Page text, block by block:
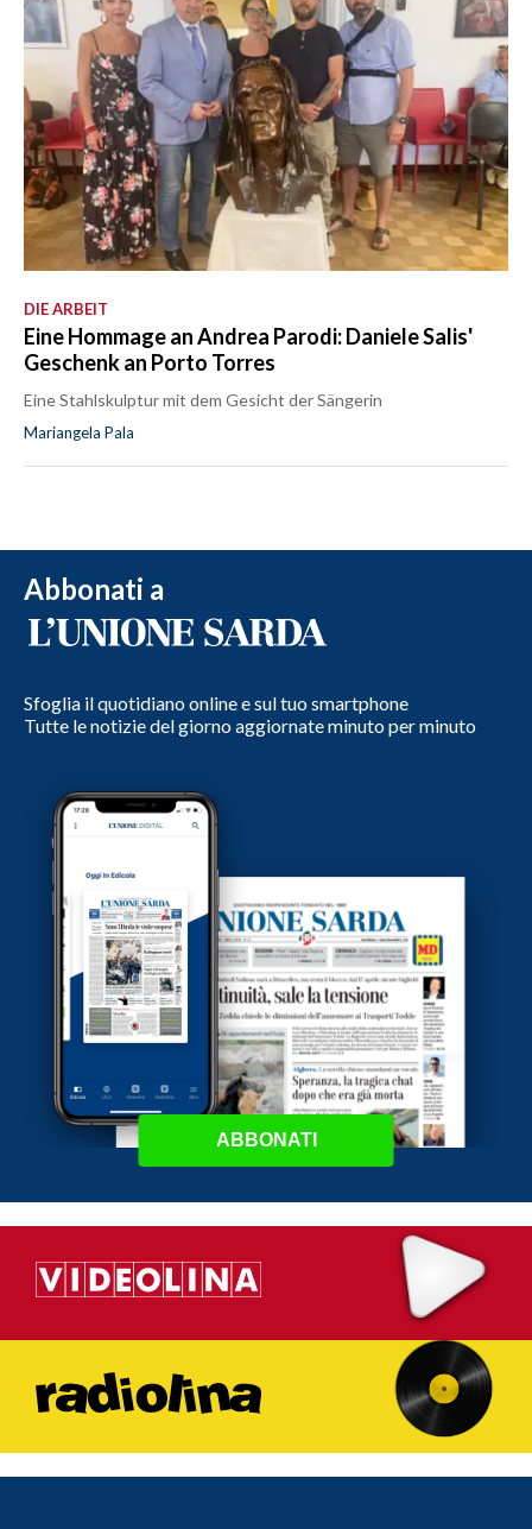
DIE ARBEIT
Eine Hommage an Andrea Parodi: Daniele Salis'
Geschenk an Porto Torres
Eine Stahlskulptur mit dem Gesicht der Sängerin
Mariangela Pala
Abbonati a
Sfoglia il quotidiano online e sul tuo smartphone
Tutte le notizie del giorno aggiornate minuto per minuto
ABBONATI